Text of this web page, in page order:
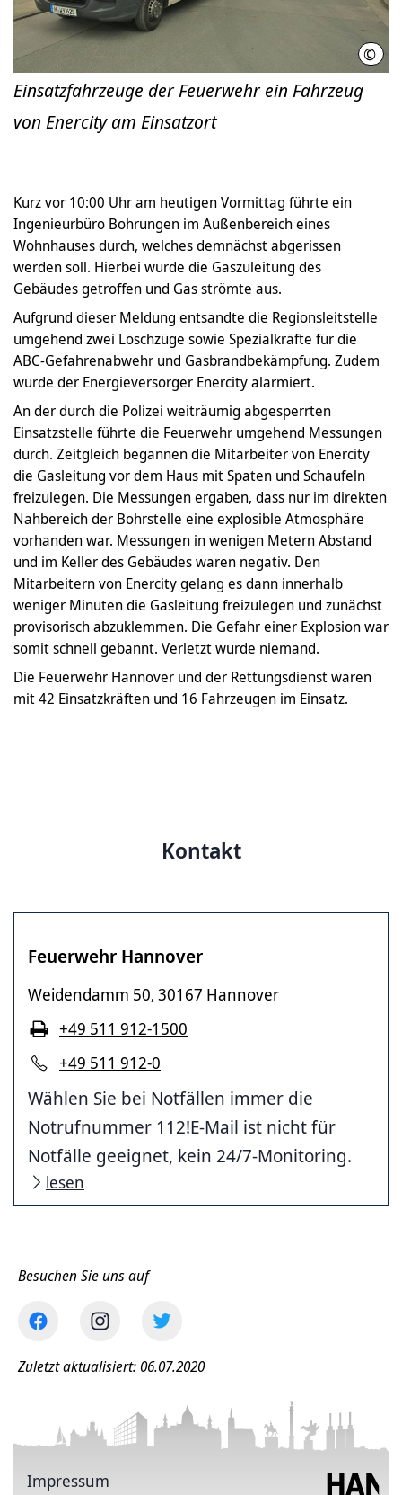
©
Einsatzfahrzeuge der Feuerwehr ein Fahrzeug
von Enercity am Einsatzort
Kurz vor 10:00 Uhr am heutigen Vormittag führte ein
Ingenieurbüro Bohrungen im Außenbereich eines
Wohnhauses durch, welches demnächst abgerissen
werden soll. Hierbei wurde die Gaszuleitung des
Gebäudes getroffen und Gas strömte aus.
Aufgrund dieser Meldung entsandte die Regionsleitstelle
umgehend zwei Löschzüge sowie Spezialkräfte für die
ABC-Gefahrenabwehr und Gasbrandbekämpfung. Zudem
wurde der Energieversorger Enercity alarmiert.
An der durch die Polizei weiträumig abgesperrten
Einsatzstelle führte die Feuerwehr umgehend Messungen
durch. Zeitgleich begannen die Mitarbeiter von Enercity
die Gasleitung vor dem Haus mit Spaten und Schaufeln
freizulegen. Die Messungen ergaben, dass nur im direkten
Nahbereich der Bohrstelle eine explosible Atmosphäre
vorhanden war. Messungen in wenigen Metern Abstand
und im Keller des Gebäudes waren negativ. Den
Mitarbeitern von Enercity gelang es dann innerhalb
weniger Minuten die Gasleitung freizulegen und zunächst
provisorisch abzuklemmen. Die Gefahr einer Explosion war
somit schnell gebannt. Verletzt wurde niemand.
Die Feuerwehr Hannover und der Rettungsdienst waren
mit 42 Einsatzkräften und 16 Fahrzeugen im Einsatz.
Kontakt
Feuerwehr Hannover
Weidendamm 50, 30167 Hannover
+49 511 912-0
+49 511 912-1500
Wählen Sie bei Notfällen immer die
Notrufnummer 112!E-Mail ist nicht für
Notfälle geeignet, kein 24/7-Monitoring.
lesen
Besuchen Sie uns auf
Zuletzt aktualisiert: 06.07.2020
Impressum